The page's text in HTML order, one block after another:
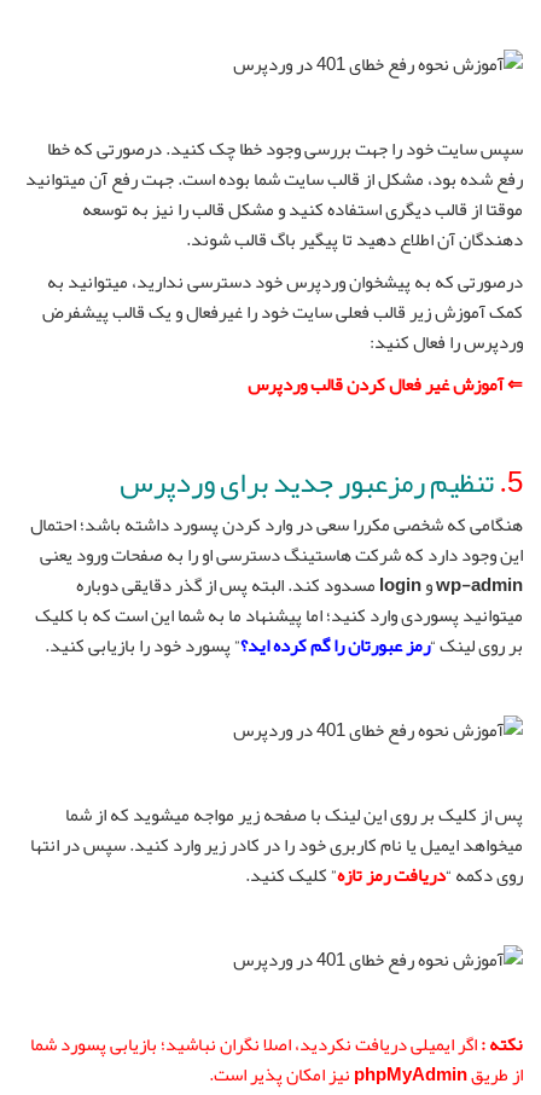
سپس سایت خود را جهت بررسی وجود خطا چک کنید. درصورتی که خطا
رفع شده بود، مشکل از قالب سایت شما بوده است. جهت رفع آن میتوانید
موقتا از قالب دیگری استفاده کنید و مشکل قالب را نیز به توسعه
دهندگان آن اطلاع دهید تا پیگیر باگ قالب شوند.
درصورتی که به پیشخوان وردپرس خود دسترسی ندارید، میتوانید به
کمک آموزش زیر قالب فعلی سایت خود را غیرفعال و یک قالب پیشفرض
وردپرس را فعال کنید:
⇐ آموزش غیر فعال کردن قالب وردپرس
5. تنظیم رمزعبور جدید برای وردپرس
هنگامی که شخصی مکررا سعی در وارد کردن پسورد داشته باشد؛ احتمال
این وجود دارد که شرکت هاستینگ دسترسی او را به صفحات ورود یعنی
wp-adminوloginمسدود کند. البته پس از گذر دقایقی دوباره
میتوانید پسوردی وارد کنید؛ اما پیشنهاد ما به شما این است که با کلیک
بر روی لینک “رمز عبورتان را گم کرده اید؟” پسورد خود را بازیابی کنید.
پس از کلیک بر روی این لینک با صفحه زیر مواجه میشوید که از شما
میخواهد ایمیل یا نام کاربری خود را در کادر زیر وارد کنید. سپس در انتها
روی دکمه “دریافت رمز تازه” کلیک کنید.
نکته :اگر ایمیلی دریافت نکردید، اصلا نگران نباشید؛ بازیابی پسورد شما
از طریقphpMyAdminنیز امکان پذیر است.